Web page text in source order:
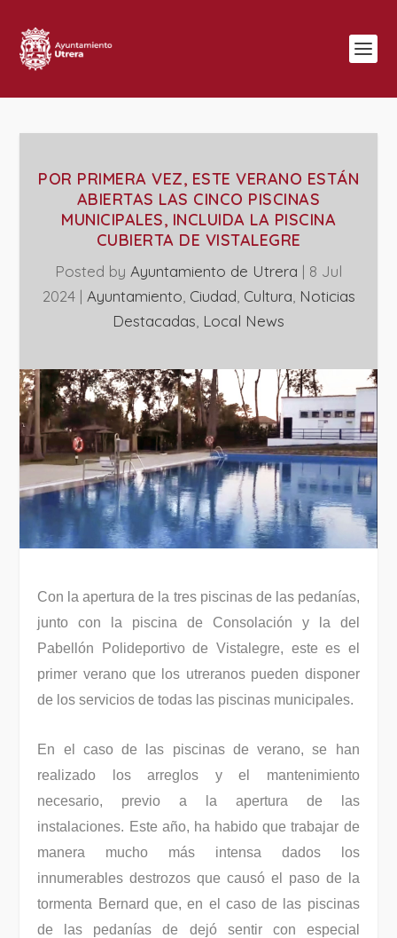
POR PRIMERA VEZ, ESTE VERANO ESTÁN
ABIERTAS LAS CINCO PISCINAS
MUNICIPALES, INCLUIDA LA PISCINA
CUBIERTA DE VISTALEGRE
Posted by Ayuntamiento de Utrera | 8 Jul
2024| Ayuntamiento Ciudad Cultura Noticias
Destacadas Local News
Con la apertura de la tres piscinas de las pedanías,
junto con la piscina de Consolación y la del
Pabellón Polideportivo de Vistalegre, este es el
primer verano que los utreranos pueden disponer
de los servicios de todas las piscinas municipales.
En el caso de las piscinas de verano, se han
realizado los arreglos y el mantenimiento
necesario, previo a la apertura de las
instalaciones. Este año, ha habido que trabajar de
manera mucho más intensa dados los
innumerables destrozos que causó el paso de la
tormenta Bernard que, en el caso de las piscinas
de las pedanías de dejó sentir con especial